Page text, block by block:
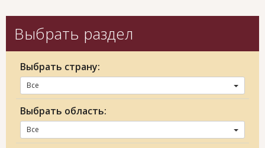
Выбрать раздел
Выбрать страну:
Все
Выбрать область:
Все